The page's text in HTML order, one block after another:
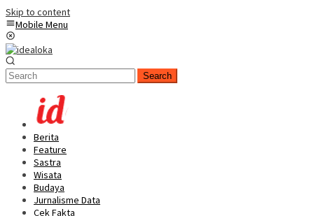
Skip to content
Mobile Menu
Search
Berita
Feature
Sastra
Wisata
Budaya
Jurnalisme Data
Cek Fakta